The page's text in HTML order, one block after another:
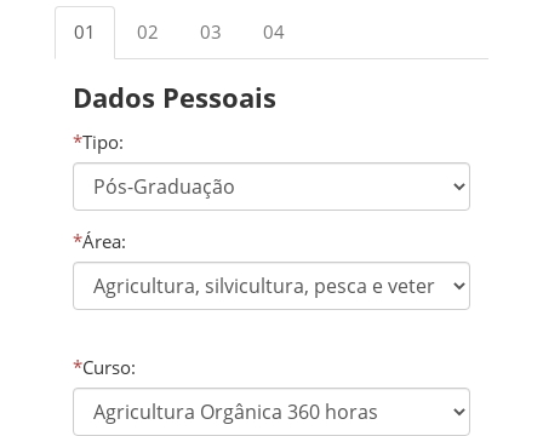
01 02 03 04
Dados Pessoais
*Tipo:
*Área:
*Curso: